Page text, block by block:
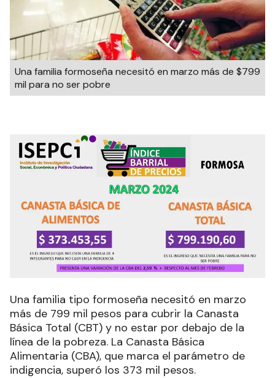
Una familia formoseña necesitó en marzo más de $799
mil para no ser pobre
Una familia tipo formoseña necesitó en marzo
más de 799 mil pesos para cubrir la Canasta
Básica Total (CBT) y no estar por debajo de la
línea de la pobreza. La Canasta Básica
Alimentaria (CBA), que marca el parámetro de
indigencia, superó los 373 mil pesos.